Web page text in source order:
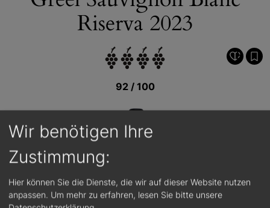
Riserva 2023
92 / 100
Wir benötigen Ihre
Zustimmung:
Hier können Sie die Dienste, die wir auf dieser Website nutzen
anpassen. Um mehr zu erfahren, lesen Sie bitte unsere